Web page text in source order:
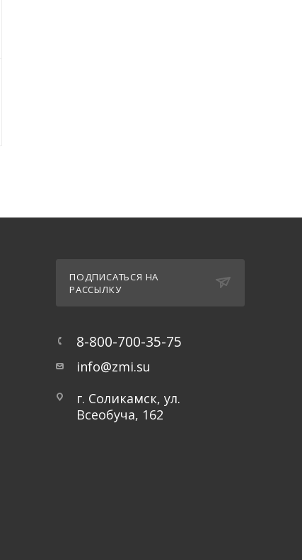
ПОДПИСАТЬСЯ НА
РАССЫЛКУ
8-800-700-35-75
info@zmi.su
г. Соликамск, ул.
Всеобуча, 162